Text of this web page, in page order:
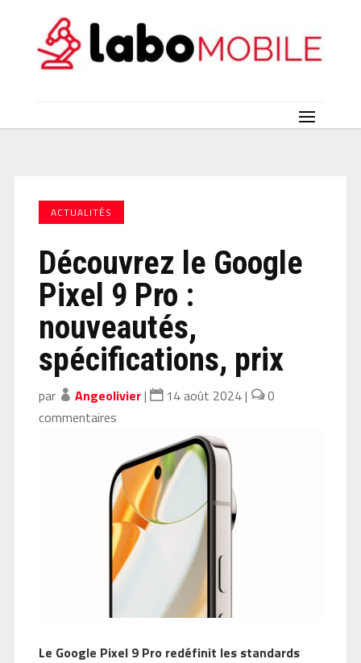
ACTUALITÉS
Découvrez le Google
Pixel 9 Pro :
nouveautés,
spécifications, prix
par Angeolivier| 14 août 2024|
0
commentaires
Le Google Pixel 9 Pro redéfinit les standards